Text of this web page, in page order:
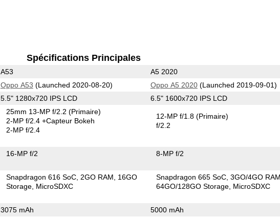
Spécifications Principales
A53 A5 2020
Oppo A53 (Launched 2020-08-20) Oppo A5 2020(Launched 2019-09-01)
5.5" 1280x720 IPS LCD 6.5" 1600x720 IPS LCD
25mm 13-MP f/2.2(Primaire)
2-MP f/2.4+Capteur Bokeh
2-MP f/2.4
12-MP f/1.8(Primaire)
f/2.2
16-MP f/2 8-MP f/2
Snapdragon 616 SoC 2GO RAM
16GO
Storage MicroSDXC
Snapdragon 665 SoC 3GO/4GO
64GO/128GO Storage MicroSDXC
3075 mAh 5000 mAh